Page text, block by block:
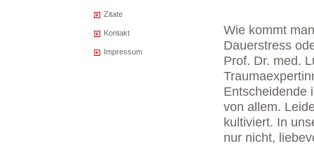
Zitate
Kontakt
Impressum
Wie kommt
Dauerstress
Prof. Dr. med.
Entscheidende
von allem.
kultiviert. In
nur nicht,